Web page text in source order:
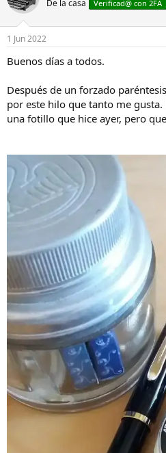
De la casa Verificad@ con 2FA
1 Jun 2022
Buenos días a todos.
Después de un forzado
por este hilo que tanto me
una fotillo que hice ayer, pero